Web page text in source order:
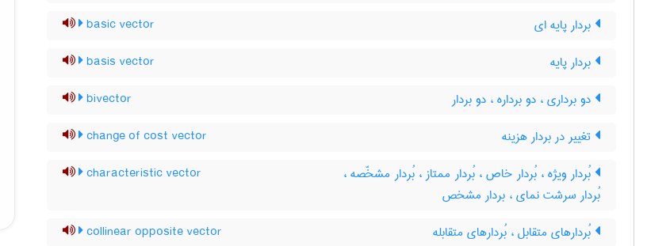
بردار پایه ای basic vector
بردار پایه basis vector
دو برداری ، دو برداره ، دو بردار bivector
تغییر در بردار هزینه change of cost vector
بُردار ویژه ، بُردار خاص ، بُردار ممتاز ، بُردار مشخّصه ،
بُردار سرشت نمای ، بردار مشخص
characteristic vector
بُردارهای متقابل ، بُردارهای متقابله collinear opposite vector